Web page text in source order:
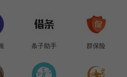
条子助手 群保险